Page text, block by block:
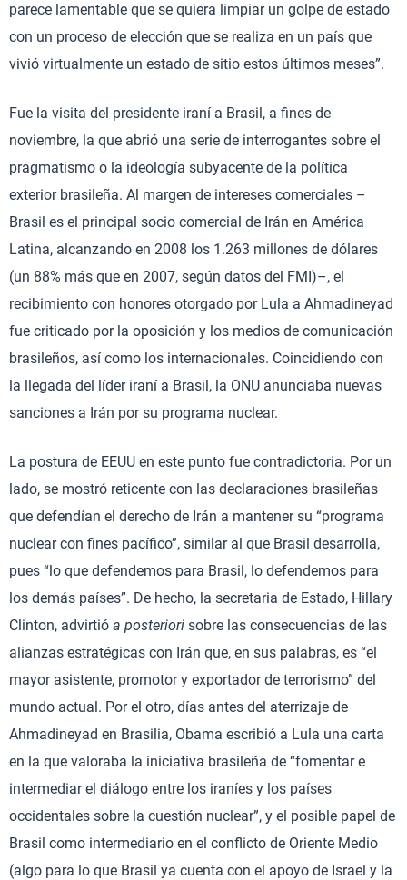
parece lamentable que se quiera limpiar un golpe de estado
con un proceso de elección que se realiza en un país que
vivió virtualmente un estado de sitio estos últimos meses”.
Fue la visita del presidente iraní a Brasil, a fines de
noviembre, la que abrió una serie de interrogantes sobre el
pragmatismo o la ideología subyacente de la política
exterior brasileña. Al margen de intereses comerciales –
Brasil es el principal socio comercial de Irán en América
Latina, alcanzando en 2008 los 1.263 millones de dólares
(un 88% más que en 2007, según datos del FMI)–, el
recibimiento con honores otorgado por Lula a Ahmadineyad
fue criticado por la oposición y los medios de comunicación
brasileños, así como los internacionales. Coincidiendo con
la llegada del líder iraní a Brasil, la ONU anunciaba nuevas
sanciones a Irán por su programa nuclear.
La postura de EEUU en este punto fue contradictoria. Por un
lado, se mostró reticente con las declaraciones brasileñas
que defendían el derecho de Irán a mantener su “programa
nuclear con fines pacífico”, similar al que Brasil desarrolla,
pues “lo que defendemos para Brasil, lo defendemos para
los demás países”. De hecho, la secretaria de Estado, Hillary
Clinton, advirtió a posteriori sobre las consecuencias de las
alianzas estratégicas con Irán que, en sus palabras, es “el
mayor asistente, promotor y exportador de terrorismo” del
mundo actual. Por el otro, días antes del aterrizaje de
Ahmadineyad en Brasilia, Obama escribió a Lula una carta
en la que valoraba la iniciativa brasileña de “fomentar e
intermediar el diálogo entre los iraníes y los países
occidentales sobre la cuestión nuclear”, y el posible papel de
Brasil como intermediario en el conflicto de Oriente Medio
(algo para lo que Brasil ya cuenta con el apoyo de Israel y la